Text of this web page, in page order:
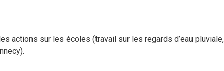
actions sur les écoles (travail sur les regards d’eau